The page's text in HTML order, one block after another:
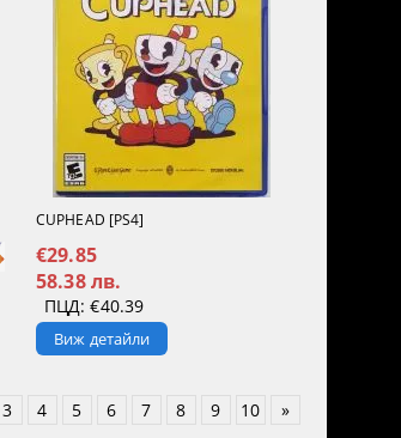
CUPHEAD [PS4]
€29.85
58.38 лв.
ПЦД: €40.39
Виж детайли
3 4 5 6 7 8 9 10 »